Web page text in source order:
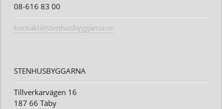
08-616 83 00
kontakt@stenhusbyggarna.se
STENHUSBYGGARNA
Tillverkarvägen 16
187 66 Täby